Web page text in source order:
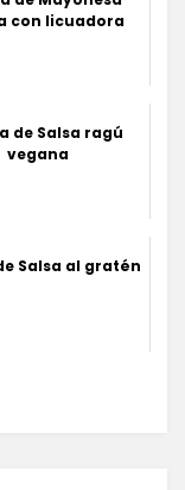
con licuadora
de Salsa ragú
vegana
Salsa al gratén